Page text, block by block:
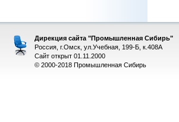
Дирекция сайта "Промышленная Сибирь"
Россия, г.Омск, ул.Учебная, 199-Б, к.408А
Сайт открыт 01.11.2000
© 2000-2018 Промышленная Сибирь